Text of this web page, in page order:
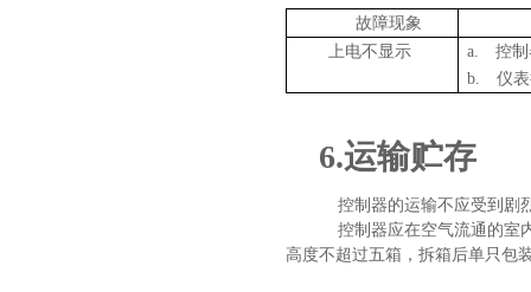
故障现象
上电不显示
a.
控
b.
仪
6.运输贮存
控制器的运输不应受到剧
控制器应在空气流通的室
高度不超过五箱，拆箱后单只包